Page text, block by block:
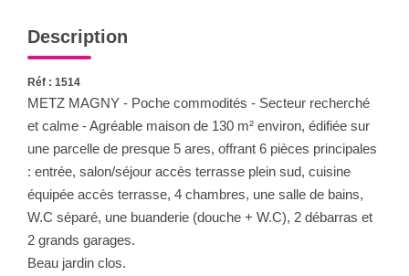
Description
Réf : 1514
METZ MAGNY - Poche commodités - Secteur recherché
et calme - Agréable maison de 130 m² environ, édifiée sur
une parcelle de presque 5 ares, offrant 6 pièces principales
: entrée, salon/séjour accès terrasse plein sud, cuisine
équipée accès terrasse, 4 chambres, une salle de bains,
W.C séparé, une buanderie (douche + W.C), 2 débarras et
2 grands garages.
Beau jardin clos.